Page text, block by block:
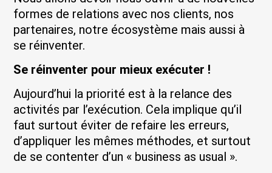
formes de relations avec nos clients, nos
partenaires, notre écosystème mais aussi à
se réinventer.
Se réinventer pour mieux exécuter !
Aujourd’hui la priorité est à la relance des
activités par l’exécution. Cela implique qu’il
faut surtout éviter de refaire les erreurs,
d’appliquer les mêmes méthodes, et surtout
de se contenter d’un « business as usual ».